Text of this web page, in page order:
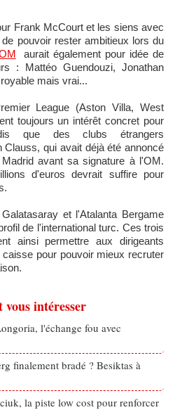
pouvoir rester ambitieux lors du
aurait également pour idée de
: Mattéo Guendouzi, Jonathan
mais vrai...
League (Aston Villa, West
toujours un intérêt concret pour
que des clubs étrangers
Clauss, qui avait déjà été annoncé
avant sa signature à l'OM.
d'euros devrait suffire pour
et l'Atalanta Bergame
de l'international turc. Ces trois
ainsi permettre aux dirigeants
pour pouvoir mieux recruter
vous intéresser
l'échange fou avec
finalement bradé ? Besiktas à
la piste low cost pour renforcer